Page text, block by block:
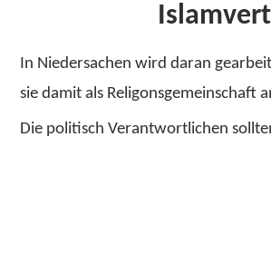
In Niedersachen wird daran
sie damit als Religonsgemeinschaft
Die politisch Verantwortlichen